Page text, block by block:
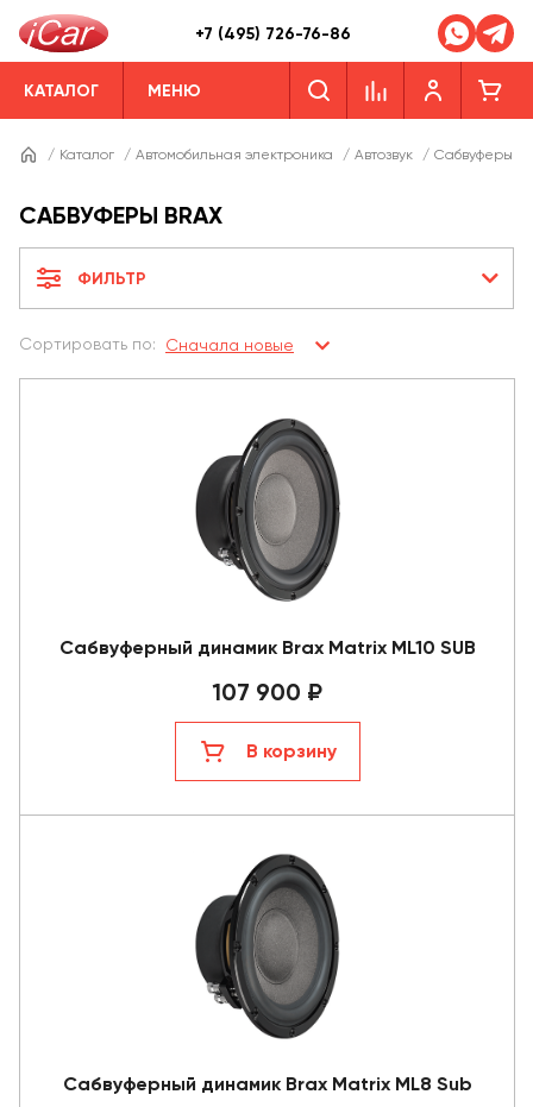
+7 (495) 726-76-86
КАТАЛОГ МЕНЮ
/ Каталог / Автомобильная электроника / Автозвук / Сабвуферы
САБВУФЕРЫ BRAX
ФИЛЬТР
Сортировать по: Сначала новые
Сабвуферный динамик Brax Matrix ML10 SUB
107 900 ₽
В корзину
Сабвуферный динамик Brax Matrix ML8 Sub